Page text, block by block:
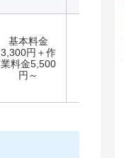
基本料金
3,300円＋作
業料金5,500
円～